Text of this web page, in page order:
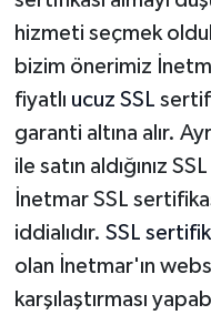
hizmeti seçmek
bizim önerimiz
fiyatlı ucuz SSL
garanti altına alır.
ile satın aldığınız
İnetmar SSL
iddialıdır. SSL
olan İnetmar'ın
karşılaştırması